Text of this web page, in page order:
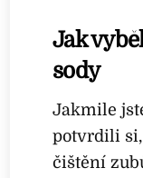
Jak
sody
Jakmile
potvrdili
čištění